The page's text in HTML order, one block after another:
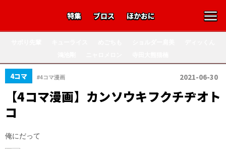
特集 ブロス ほかおに
4コマ #4コマ漫画 2021-06-30
【4コマ漫画】カンソウキフクチヂオト
コ
俺にだって